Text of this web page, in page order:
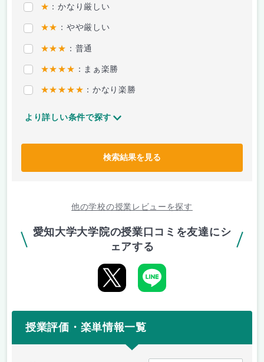
★ ：かなり厳しい
★★ ：やや厳しい
★★★ ：普通
★★★★ ：まぁ楽勝
★★★★★ ：かなり楽勝
より詳しい条件で探す
検索結果を見る
他の学校の授業レビューを探す
愛知大学大学院の授業口コミを友達にシ
ェアする
授業評価・楽単情報一覧